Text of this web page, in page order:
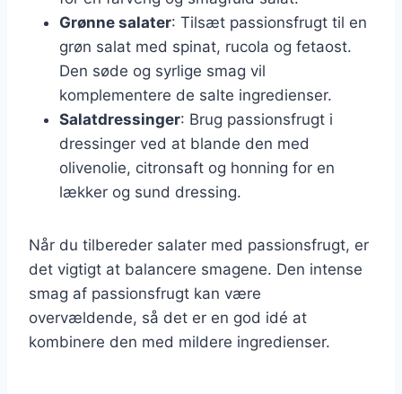
Grønne salater: Tilsæt passionsfrugt til en
grøn salat med spinat, rucola og fetaost.
Den søde og syrlige smag vil
komplementere de salte ingredienser.
Salatdressinger: Brug passionsfrugt i
dressinger ved at blande den med
olivenolie, citronsaft og honning for en
lækker og sund dressing.
Når du tilbereder salater med passionsfrugt, er
det vigtigt at balancere smagene. Den intense
smag af passionsfrugt kan være
overvældende, så det er en god idé at
kombinere den med mildere ingredienser.